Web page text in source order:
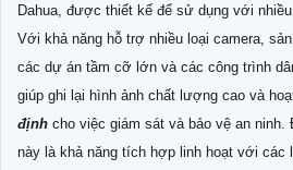
Dahua, được thiết kế để sử dụng với
Với khả năng hỗ trợ nhiều loại camera,
các dự án tầm cỡ lớn và các công trình
giúp ghi lại hình ảnh chất lượng cao và
định cho việc giám sát và bảo vệ an ninh.
này là khả năng tích hợp linh hoạt với các